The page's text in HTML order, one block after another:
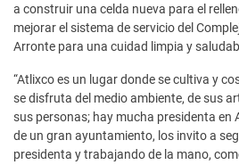
a construir una celda nueva para el
mejorar el sistema de servicio del
Arronte para una cuidad limpia y
“Atlixco es un lugar donde se cultiva y
se disfruta del medio ambiente, de sus
sus personas; hay mucha presidenta en
de un gran ayuntamiento, los invito a
presidenta y trabajando de la mano,